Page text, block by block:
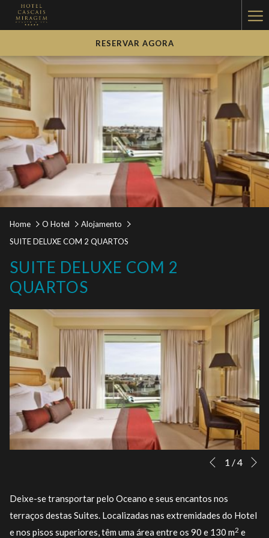
RESERVAR AGORA
Home O Hotel
Alojamento
SUITE DELUXE COM 2 QUARTOS
SUITE DELUXE COM 2
QUARTOS
Botões
da
apresentação
Ao
links
a
Anterior
1 /4
Deixe-se transportar pelo Oceano e seus encantos nos
terraços destas Suites. Localizadas nas extremidades do Hotel
e nos pisos superiores, têm uma área entre os 90 e 130 m2 e